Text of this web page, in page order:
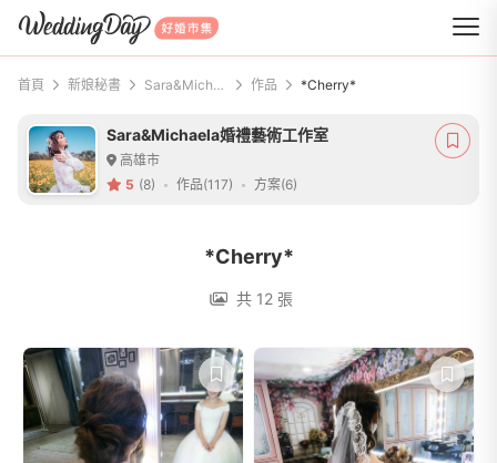
WeddingDay 好婚市集
首頁 新娘秘書 Sara&Michaela婚禮藝術工作室 作品 *Cherry*
Sara&Michaela婚禮藝術工作室
高雄市
5 (8) 作品(117) 方案(6)
*Cherry*
共 12 張